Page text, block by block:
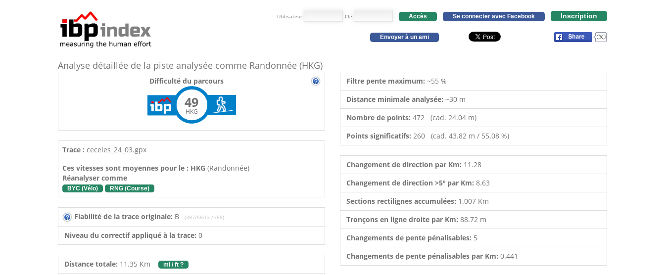
Utilisateur: Clé: Accès Se connecter avec Facebook Inscription
Envoyer à un ami
Analyse détaillée de la piste analysée comme Randonnée (HKG)
Difficulté du parcours
49
HKG
Trace : ceceles_24_03.gpx
Ces vitesses sont moyennes pour le : HKG (Randonnée)
Réanalyser comme
BYC (Vélo) RNG (Course)
Fiabilité de la trace originale: B (397/58/0/-/-/58)
Niveau du correctif appliqué à la trace: 0
Distance totale: 11.35 Km mi / ft ?
Filtre pente maximum: ~55 %
Distance minimale analysée: ~30 m
Nombre de points: 472 (cad. 24.04 m)
Points significatifs: 260 (cad. 43.82 m / 55.08 %)
Changement de direction par Km: 11.28
Changement de direction >5º par Km: 8.63
Sections rectilignes accumulées: 1.007 Km
Tronçons en ligne droite par Km: 88.72 m
Changements de pente pénalisables: 5
Changements de pente pénalisables par Km: 0.441